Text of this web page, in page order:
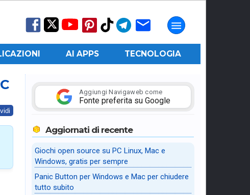
AI APPS TECNOLOGIA
Aggiungi Navigaweb come
Fonte preferita su Google
Aggiornati di recente
Giochi open source su PC Linux, Mac e
Windows, gratis per sempre
Panic Button per Windows e Mac per chiudere
tutto subito